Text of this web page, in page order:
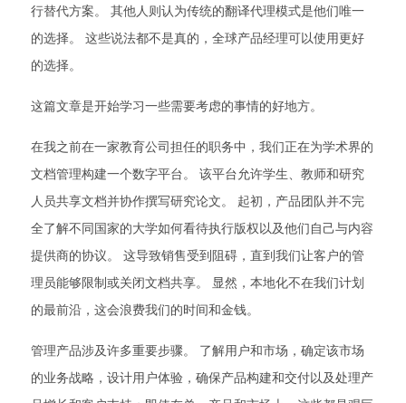
行替代方案。 其他人则认为传统的翻译代理模式是他们唯一
的选择。 这些说法都不是真的，全球产品经理可以使用更好
的选择。
这篇文章是开始学习一些需要考虑的事情的好地方。
在我之前在一家教育公司担任的职务中，我们正在为学术界的
文档管理构建一个数字平台。 该平台允许学生、教师和研究
人员共享文档并协作撰写研究论文。 起初，产品团队并不完
全了解不同国家的大学如何看待执行版权以及他们自己与内容
提供商的协议。 这导致销售受到阻碍，直到我们让客户的管
理员能够限制或关闭文档共享。 显然，本地化不在我们计划
的最前沿，这会浪费我们的时间和金钱。
管理产品涉及许多重要步骤。 了解用户和市场，确定该市场
的业务战略，设计用户体验，确保产品构建和交付以及处理产